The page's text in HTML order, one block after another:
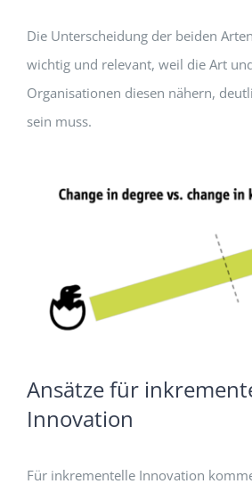
Die Unterscheidung der beiden
wichtig und relevant, weil die Art
Organisationen diesen nähern,
sein muss.
Ansätze für
Innovation
Für inkrementelle Innovation